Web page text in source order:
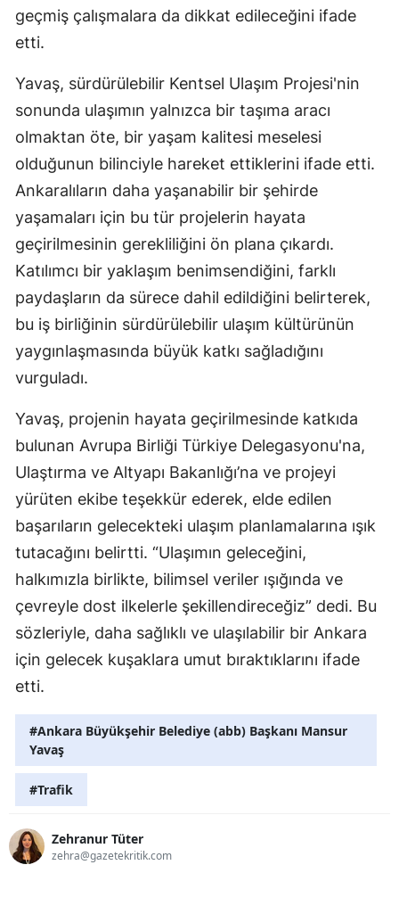
geçmiş çalışmalara da dikkat edileceğini ifade
etti.
Yavaş, sürdürülebilir Kentsel Ulaşım Projesi'nin
sonunda ulaşımın yalnızca bir taşıma aracı
olmaktan öte, bir yaşam kalitesi meselesi
olduğunun bilinciyle hareket ettiklerini ifade etti.
Ankaralıların daha yaşanabilir bir şehirde
yaşamaları için bu tür projelerin hayata
geçirilmesinin gerekliliğini ön plana çıkardı.
Katılımcı bir yaklaşım benimsendiğini, farklı
paydaşların da sürece dahil edildiğini belirterek,
bu iş birliğinin sürdürülebilir ulaşım kültürünün
yaygınlaşmasında büyük katkı sağladığını
vurguladı.
Yavaş, projenin hayata geçirilmesinde katkıda
bulunan Avrupa Birliği Türkiye Delegasyonu'na,
Ulaştırma ve Altyapı Bakanlığı’na ve projeyi
yürüten ekibe teşekkür ederek, elde edilen
başarıların gelecekteki ulaşım planlamalarına ışık
tutacağını belirtti. “Ulaşımın geleceğini,
halkımızla birlikte, bilimsel veriler ışığında ve
çevreyle dost ilkelerle şekillendireceğiz” dedi. Bu
sözleriyle, daha sağlıklı ve ulaşılabilir bir Ankara
için gelecek kuşaklara umut bıraktıklarını ifade
etti.
#Ankara Büyükşehir Belediye (abb) Başkanı Mansur
Yavaş
#Trafik
Zehranur Tüter
zehra@gazetekritik.com